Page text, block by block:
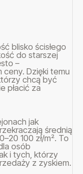
blisko ścisłego
do starszej
–
ceny. Dzięki temu
chcą być
płacić za
jak
średnią
100 zł/m². To
osób
i tych, którzy
z zyskiem.